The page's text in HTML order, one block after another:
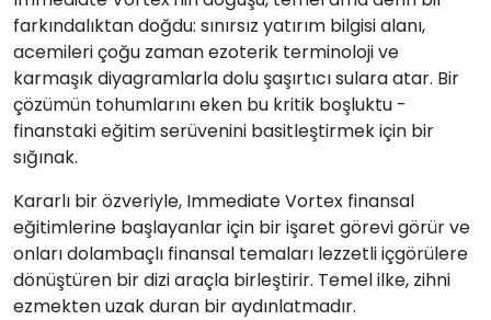
farkındalıktan doğdu: sınırsız yatırım bilgisi alanı,
acemileri çoğu zaman ezoterik terminoloji ve
karmaşık diyagramlarla dolu şaşırtıcı sulara atar. Bir
çözümün tohumlarını eken bu kritik boşluktu -
finanstaki eğitim serüvenini basitleştirmek için bir
sığınak.
Kararlı bir özveriyle, Immediate Vortex finansal
eğitimlerine başlayanlar için bir işaret görevi görür ve
onları dolambaçlı finansal temaları lezzetli içgörülere
dönüştüren bir dizi araçla birleştirir. Temel ilke, zihni
ezmekten uzak duran bir aydınlatmadır.